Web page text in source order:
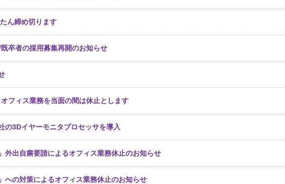
ん締め切ります
卒者の採用募集再開のお知らせ
フィス業務を当面の間は休止とします
3Dイヤーモニタプロセッサを導入
外出自粛要請によるオフィス業務休止のお知らせ
への対策によるオフィス業務休止のお知らせ